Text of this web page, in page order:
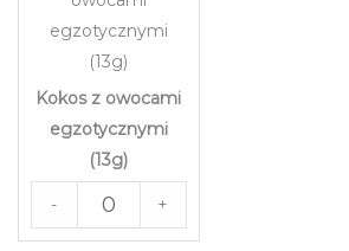
Kokos z owocami
egzotycznymi
(13g)
- +